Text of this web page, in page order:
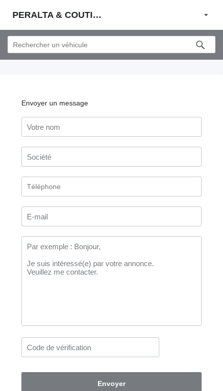
PERALTA & COUTINHO S.A.
Envoyer un message